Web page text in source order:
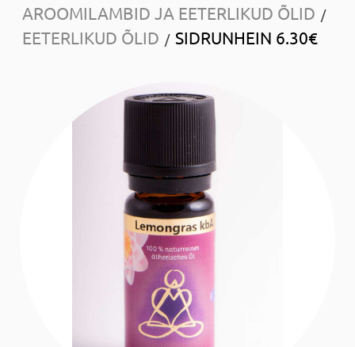
AROOMILAMBID JA EETERLIKUD ÕLID /
EETERLIKUD ÕLID / SIDRUNHEIN 6.30€